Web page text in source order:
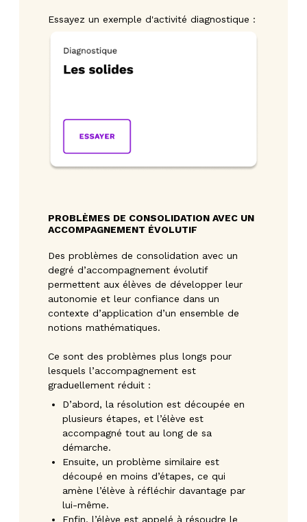
Essayez un exemple d'activité diagnostique :
PROBLÈMES DE CONSOLIDATION AVEC UN
ACCOMPAGNEMENT ÉVOLUTIF
Des problèmes de consolidation avec un
degré d’accompagnement évolutif
permettent aux élèves de développer leur
autonomie et leur confiance dans un
contexte d’application d’un ensemble de
notions mathématiques.
Ce sont des problèmes plus longs pour
lesquels l’accompagnement est
graduellement réduit :
D’abord, la résolution est découpée en
plusieurs étapes, et l’élève est
accompagné tout au long de sa
démarche.
Ensuite, un problème similaire est
découpé en moins d’étapes, ce qui
amène l’élève à réfléchir davantage par
lui-même.
Enfin, l’élève est appelé à résoudre le